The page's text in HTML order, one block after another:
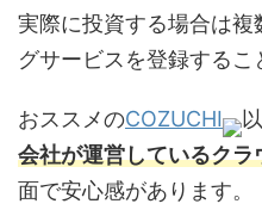
実際に投資する場合は
グサービスを登録するこ
おススメのCOZUCHI
会社が運営しているク
面で安心感があります。